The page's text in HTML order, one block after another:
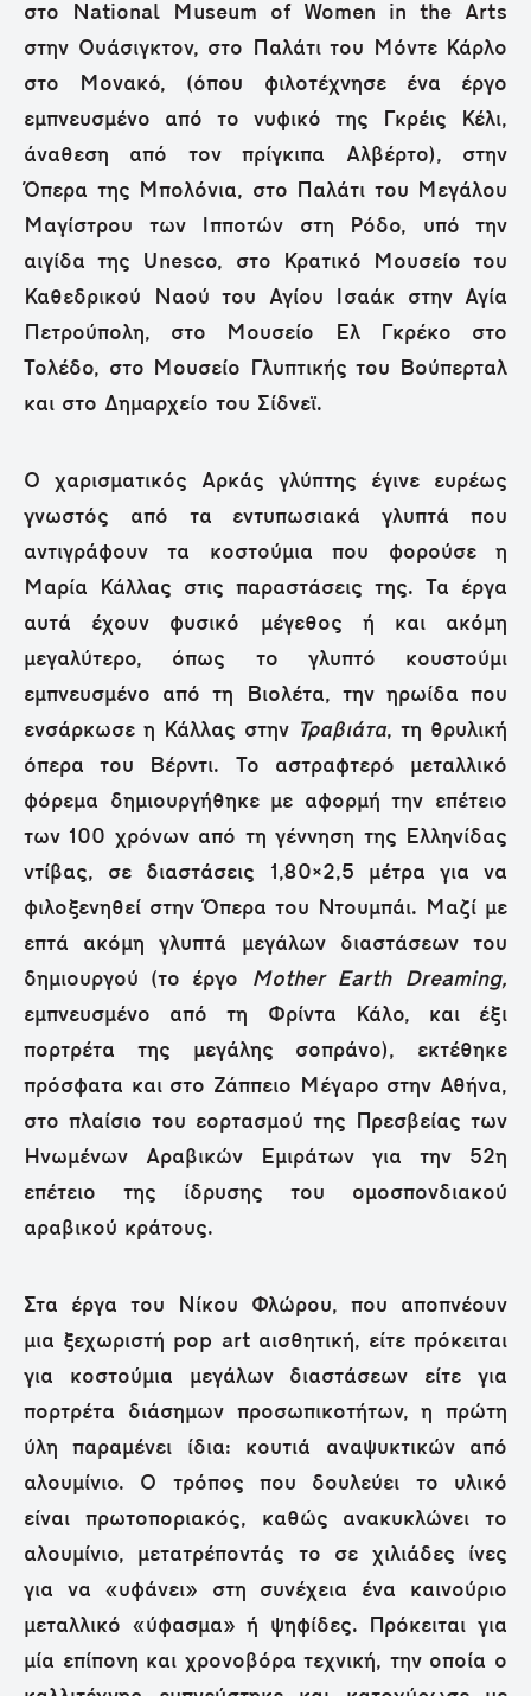
στο National Museum of Women in the Arts
στην Ουάσιγκτον, στο Παλάτι του Μόντε Κάρλο
στο Μονακό, (όπου φιλοτέχνησε ένα έργο
εμπνευσμένο από το νυφικό της Γκρέις Κέλι,
άναθεση από τον πρίγκιπα Αλβέρτο), στην
Όπερα της Μπολόνια, στο Παλάτι του Μεγάλου
Μαγίστρου των Ιπποτών στη Ρόδο, υπό την
αιγίδα της Unesco, στο Κρατικό Μουσείο του
Καθεδρικού Ναού του Αγίου Ισαάκ στην Αγία
Πετρούπολη, στο Μουσείο Ελ Γκρέκο στο
Τολέδο, στο Μουσείο Γλυπτικής του Βούπερταλ
και στο Δημαρχείο του Σίδνεϊ.
O χαρισματικός Αρκάς γλύπτης έγινε ευρέως
γνωστός από τα εντυπωσιακά γλυπτά που
αντιγράφουν τα κοστούμια που φορούσε η
Μαρία Κάλλας στις παραστάσεις της. Τα έργα
αυτά έχουν φυσικό μέγεθος ή και ακόμη
μεγαλύτερο, όπως το γλυπτό κουστούμι
εμπνευσμένο από τη Βιολέτα, την ηρωίδα που
ενσάρκωσε η Κάλλας στην Τραβιάτα, τη θρυλική
όπερα του Βέρντι. Το αστραφτερό μεταλλικό
φόρεμα δημιουργήθηκε με αφορμή την επέτειο
των 100 χρόνων από τη γέννηση της Ελληνίδας
ντίβας, σε διαστάσεις 1,80×2,5 μέτρα για να
φιλοξενηθεί στην Όπερα του Ντουμπάι. Μαζί με
επτά ακόμη γλυπτά μεγάλων διαστάσεων του
δημιουργού (το έργο Mother Earth Dreaming,
εμπνευσμένο από τη Φρίντα Κάλο, και έξι
πορτρέτα της μεγάλης σοπράνο), εκτέθηκε
πρόσφατα και στο Ζάππειο Μέγαρο στην Αθήνα,
στο πλαίσιο του εορτασμού της Πρεσβείας των
Ηνωμένων Αραβικών Εμιράτων για την 52η
επέτειο της ίδρυσης του ομοσπονδιακού
αραβικού κράτους.
Στα έργα του Νίκου Φλώρου, που αποπνέουν
μια ξεχωριστή pop art αισθητική, είτε πρόκειται
για κοστούμια μεγάλων διαστάσεων είτε για
πορτρέτα διάσημων προσωπικοτήτων, η πρώτη
ύλη παραμένει ίδια: κουτιά αναψυκτικών από
αλουμίνιο. Ο τρόπος που δουλεύει το υλικό
είναι πρωτοποριακός, καθώς ανακυκλώνει το
αλουμίνιο, μετατρέποντάς το σε χιλιάδες ίνες
για να «υφάνει» στη συνέχεια ένα καινούριο
μεταλλικό «ύφασμα» ή ψηφίδες. Πρόκειται για
μία επίπονη και χρονοβόρα τεχνική, την οποία ο